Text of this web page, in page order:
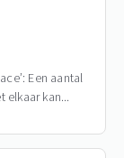
Een aantal
elkaar kan